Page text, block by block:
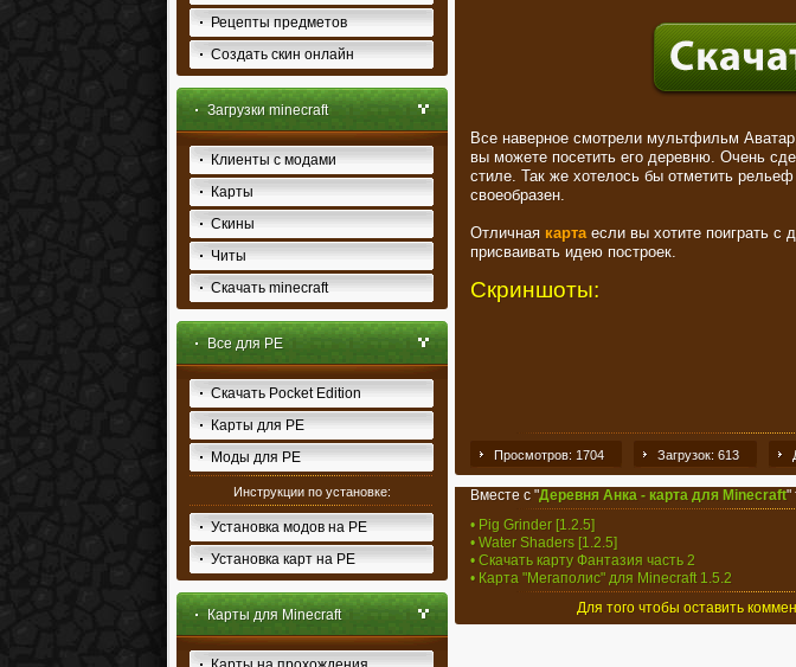
Рецепты предметов
Создать скин онлайн
Загрузки minecraft
Клиенты с модами
Карты
Скины
Читы
Скачать minecraft
Все для PE
Скачать Pocket Edition
Карты для PE
Моды для PE
Инструкции по установке:
Установка модов на PE
Установка карт на PE
Карты для Minecraft
Все наверное смотрели мультфильм
вы можете посетить его деревню. Очень
стиле. Так же хотелось бы отметить
своеобразен.
Отличная карта если вы хотите поиграть с
присваивать идею построек.
Скриншоты:
Просмотров: 1704 Загрузок: 613
Вместе с "Деревня Анка - карта для Minecraft"
• Pig Grinder [1.2.5]
• Water Shaders [1.2.5]
• Скачать карту Фантазия часть 2
• Карта "Мегаполис" для Minecraft 1.5.2
Для того чтобы оставить